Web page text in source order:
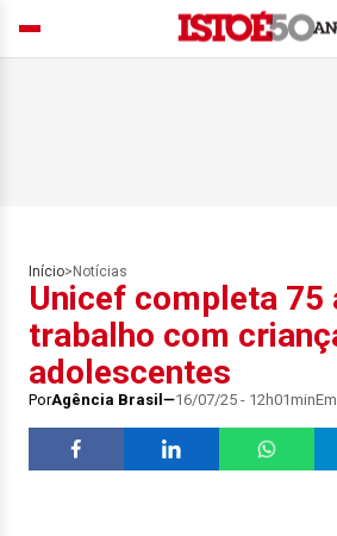
Início> Notícias
Unicef completa 75
trabalho com
adolescentes
PorAgência Brasil 16/07/25 - 12h01minEm